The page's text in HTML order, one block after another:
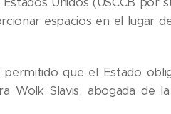
espacios en el lugar
permitido que el Estado
Wolk Slavis, abogada de